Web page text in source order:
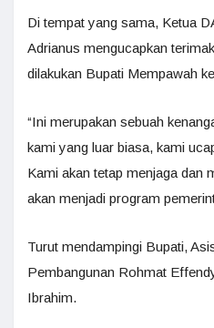
Di tempat yang sama, Ketua
Adrianus mengucapkan
dilakukan Bupati Mempawah
“Ini merupakan sebuah
kami yang luar biasa, kami
Kami akan tetap menjaga dan
akan menjadi program
Turut mendampingi Bupati,
Pembangunan Rohmat
Ibrahim.